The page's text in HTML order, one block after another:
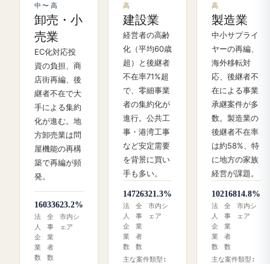
中〜高
卸売・小
売業
EC化対応投
資の負担、商
店街再編、後
継者不在で大
手による集約
化が進む。地
方卸売業は問
屋機能の再構
築で再編が頻
発。
160
法
人
企
業
数
336
全
事
業
者
数
23.2%
市内シ
ェア
高
建設業
経営者の高齢
化（平均60歳
超）と後継者
不在率71%超
で、零細事業
者の集約化が
進行。公共工
事・港湾工事
など安定需要
を背景に買い
手も多い。
147
法
人
企
業
数
263
全
事
業
者
数
21.3%
市内シ
ェア
主な案件類型:
高
製造業
中小サプライ
ヤーの再編、
海外移転対
応、後継者不
在による事業
承継案件が多
数。製造業の
後継者不在率
は約58%、特
に地方の家族
経営が課題。
102
法
人
企
業
数
168
全
事
業
者
数
14.8%
市内シ
ェア
主な案件類型: